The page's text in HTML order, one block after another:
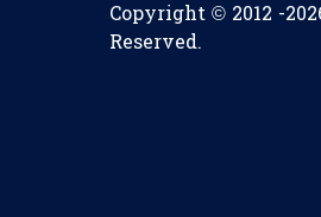
Copyright © 2012 -
Reserved.